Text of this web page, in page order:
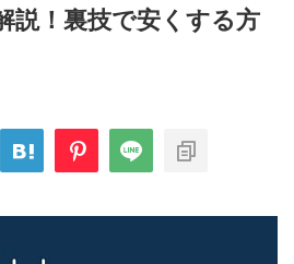
説！裏技で安くする方